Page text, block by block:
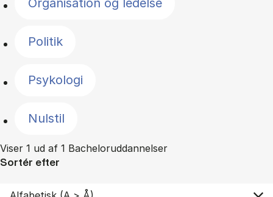
Organisation og ledelse
Politik
Psykologi
Nulstil
Viser 1 ud af 1 Bacheloruddannelser
Sortér efter